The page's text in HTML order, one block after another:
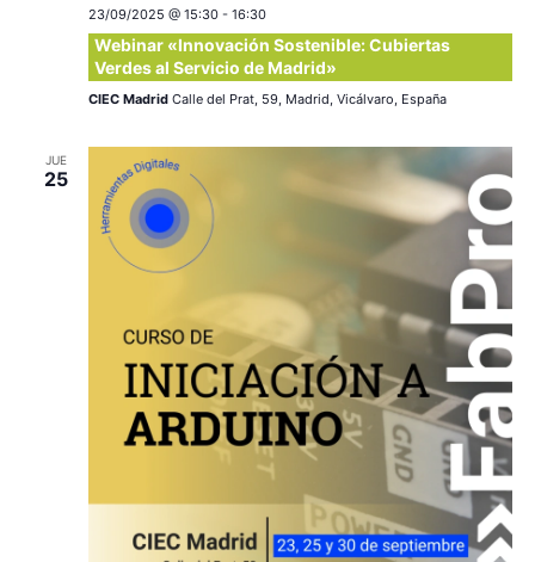
23/09/2025 @ 15:30- 16:30
Webinar «Innovación Sostenible: Cubiertas
Verdes al Servicio de Madrid»
CIEC Madrid Calle del Prat, 59, Madrid, Vicálvaro, España
JUE
25